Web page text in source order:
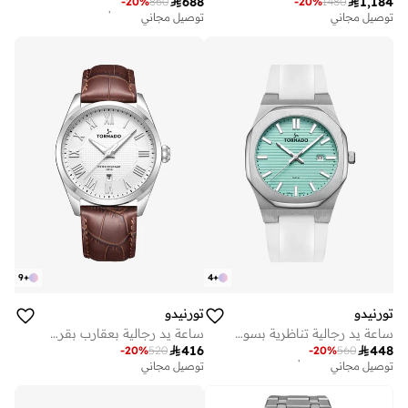
توصيل مجاني
توصيل مجاني
أفضل سعر لهذا العام
+
4
تورنيدو
ساعة يد رجالية تناظرية بسوار سيليكون
448
560
-20%
أفضل سعر لهذا العام
توصيل مجاني
أفضل سعر لهذا العام
+
9
تورنيدو
ساعة يد رجالية بعقارب بقرص أبيض -
416
520
-20%
توصيل مجاني